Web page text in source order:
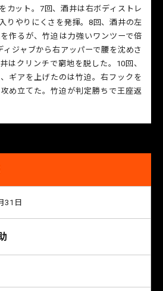
カット。7回、酒井は右ボディストレ
りやりにくさを発揮。8回、酒井の左
作るが、竹迫は力強いワンツーで倍
ジャブから右アッパーで腰を沈めさ
はクリンチで窮地を脱した。10回、
ギアを上げたのは竹迫。右フックを
め立てた。竹迫が判定勝ちで王座返
31日